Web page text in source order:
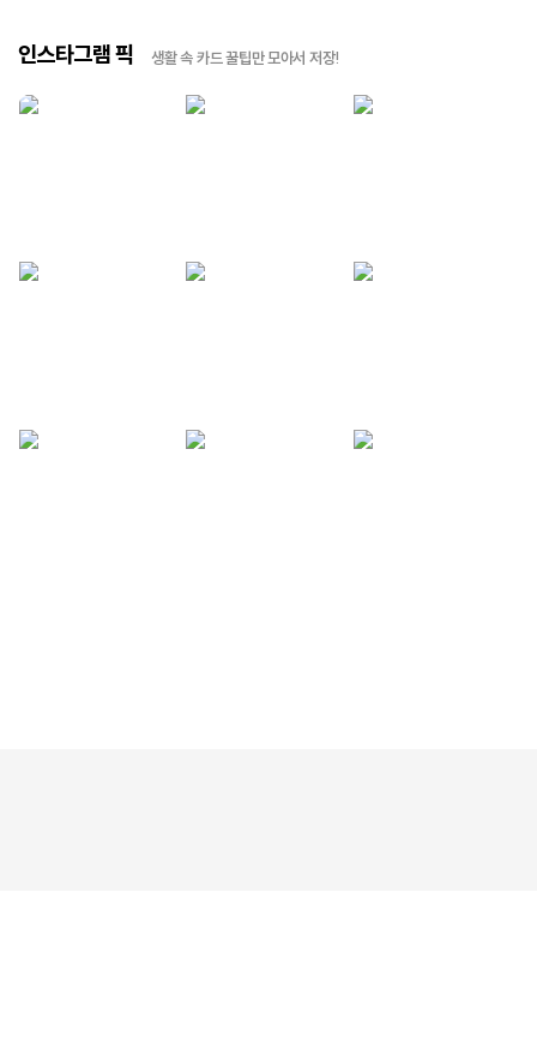
인스타그램 픽 생활 속 카드 꿀팁만 모아서 저장!